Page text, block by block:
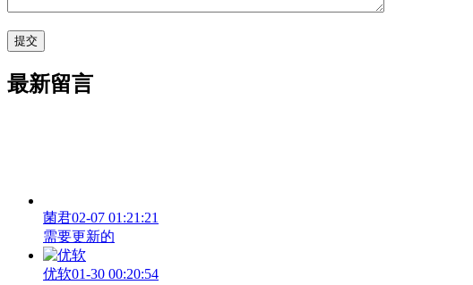
最新留言
菌君02-07 01:21:21
需要更新的
优软01-30 00:20:54